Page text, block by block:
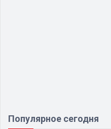
Популярное сегодня